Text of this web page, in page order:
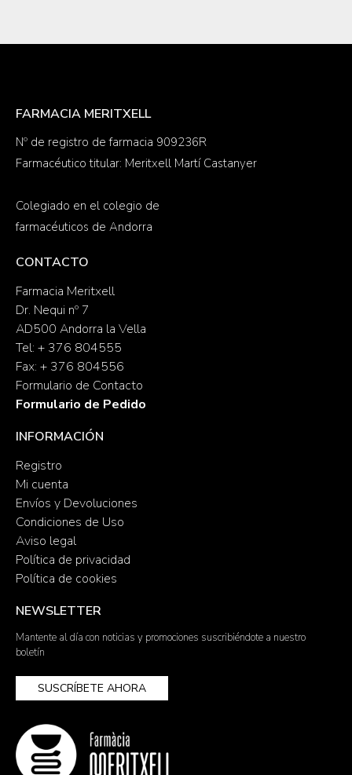
FARMACIA MERITXELL
Nº de registro de farmacia 909236R
Farmacéutico titular: Meritxell Martí Castanyer
Colegiado en el colegio de
farmacéuticos de Andorra
CONTACTO
Farmacia Meritxell
Dr. Nequi nº 7
AD500 Andorra la Vella
Tel: + 376 804555
Fax: + 376 804556
Formulario de Contacto
Formulario de Pedido
INFORMACIÓN
Registro
Mi cuenta
Envíos y Devoluciones
Condiciones de Uso
Aviso legal
Política de privacidad
Política de cookies
NEWSLETTER
Mantente al día con noticias y promociones suscribiéndote a nuestro
boletín
SUSCRÍBETE AHORA